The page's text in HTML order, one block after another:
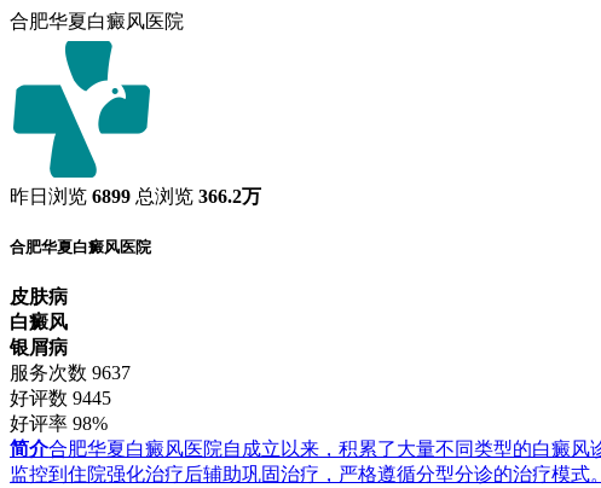
合肥华夏白癜风医院
昨日浏览 6899 总浏览 366.2万
合肥华夏白癜风医院
皮肤病
白癜风
银屑病
服务次数 9637
好评数 9445
好评率 98%
简介合肥华夏白癜风医院自成立以来，积累了大量不同类型的白癜
监控到住院强化治疗后辅助巩固治疗，严格遵循分型分诊的治疗模式。